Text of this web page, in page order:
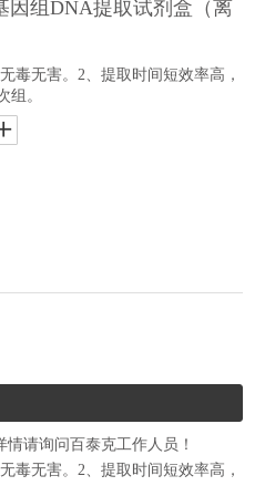
因组DNA提取试剂盒（离
毒无害。2、提取时间短效率高，
组。
请询问百泰克工作人员！
毒无害。2、提取时间短效率高，